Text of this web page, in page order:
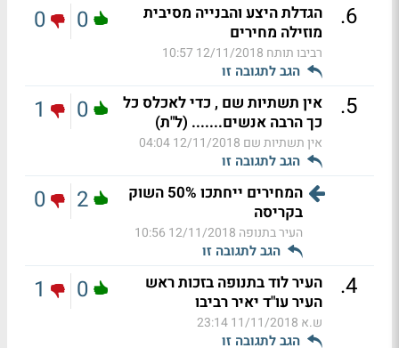
6
.
הגדלת היצע והבנייה מסיבית
מוזילה מחירים
רביבו תותח 12/11/2018 10:57
הגב לתגובה זו
0
0
5
.
אין תשתיות שם , כדי לאכלס כל
כך הרבה אנשים....... (ל"ת)
אין תשתיות שם 12/11/2018 04:04
הגב לתגובה זו
0
1
המחירים ייחתכו 50% השוק
בקריסה
העיר בתנופה 12/11/2018 10:56
הגב לתגובה זו
2
0
4
.
העיר לוד בתנופה בזכות ראש
העיר עו"ד יאיר רביבו
ש.א 11/11/2018 23:14
הגב לתגובה זו
0
1